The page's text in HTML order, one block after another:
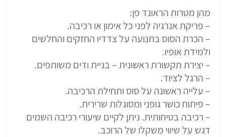
מהן מטרות הראונד פן:
– פריקת אנרגיה לפני כל אימון או רכיבה.
– הכרת הסוס בתנועה על צדדיו החזקים והחלשים
ולמידת אופיו.
– יצירת תקשורת ראשונית – בניית ודים משותפים.
– הרגל לציוד.
– עלייה ראשונה על סוס ותחילת הרכיבה.
– פיתוח כושר גופני ומסוגלות שרירית.
– רכיבה בטיחותית. ניתן לקיים שיעורי רכיבה השמים
דגש על שיווי משקלו של הרוכב.